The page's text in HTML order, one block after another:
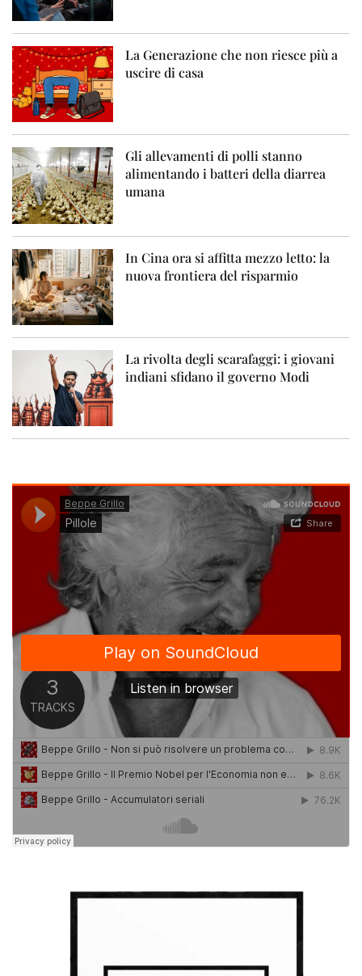
La Generazione che non riesce più a
uscire di casa
Gli allevamenti di polli stanno
alimentando i batteri della diarrea
umana
In Cina ora si affitta mezzo letto: la
nuova frontiera del risparmio
La rivolta degli scarafaggi: i giovani
indiani sfidano il governo Modi